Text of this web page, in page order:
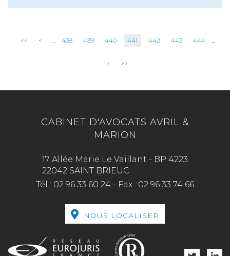
<< < ... 438 439 440 441 442 443 444 ...
> >>
CABINET D'AVOCATS AVRIL &
MARION
17 Allée Marie Le Vaillant - BP 4223
22042 SAINT BRIEUC
Tél : 02 96 33 60 24 - Fax : 02 96 33 74 66
NOUS LOCALISER